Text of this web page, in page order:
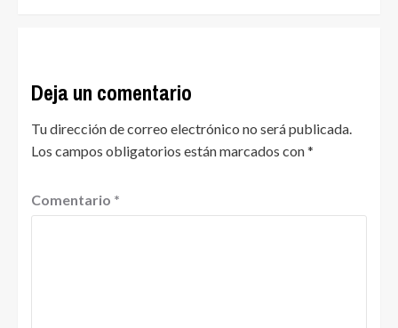
Deja un comentario
Tu dirección de correo electrónico no será publicada.
Los campos obligatorios están marcados con*
Comentario *